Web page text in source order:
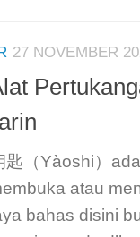
27 NOVEMBER
匙（Yàoshi）
atau
bahas disini